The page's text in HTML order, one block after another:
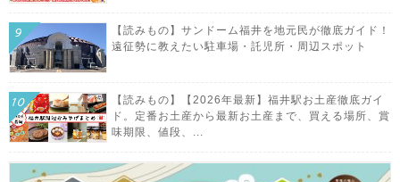
【読みもの】サンドーム福井を地元民が徹底ガイド！
遠征勢に教えたい駐車場・託児所・周辺スポット
【読みもの】【2026年最新】福井駅お土産徹底ガイ
ド。定番お土産から最新お土産まで、買える場所、賞
味期限、値段、...